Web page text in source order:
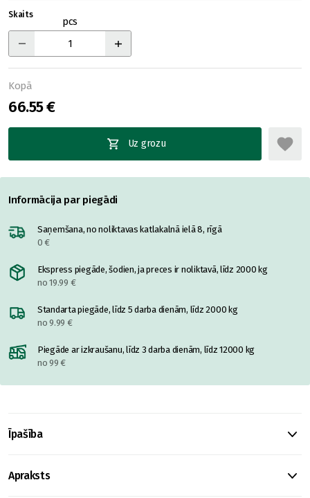
Skaits
pcs
Kopā
66.55 €
Uz grozu
Informācija par piegādi
Saņemšana, no noliktavas katlakalnā ielā 8, rīgā
0 €
Ekspress piegāde, šodien, ja preces ir noliktavā, līdz 2000 kg
no 19.99 €
Standarta piegāde, līdz 5 darba dienām, līdz 2000 kg
no 9.99 €
Piegāde ar izkraušanu, līdz 3 darba dienām, līdz 12000 kg
no 99 €
Īpašība
Apraksts